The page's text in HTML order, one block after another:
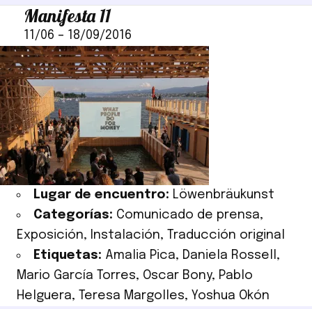
Manifesta 11
11/06 – 18/09/2016
Lugar de encuentro: Löwenbräukunst
Categorías: Comunicado de prensa,
Exposición, Instalación,
Traducción original
Etiquetas: Amalia Pica, Daniela Rossell ,
Mario García Torres, Oscar Bony, Pablo
Helguera, Teresa Margolles, Yoshua Okón